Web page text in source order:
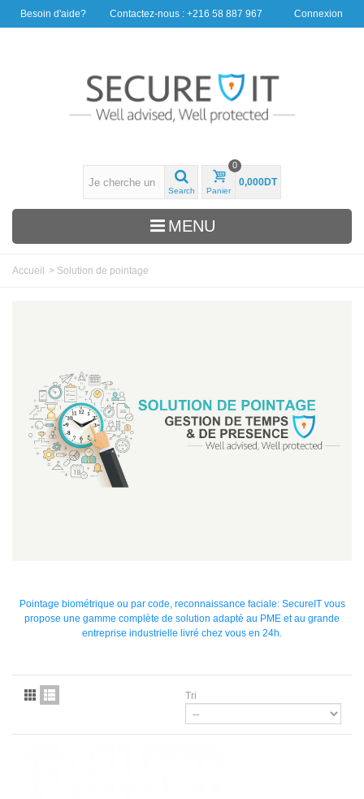
Besoin d'aide? Contactez-nous : +216 58 887 967 Connexion
Search Panier
0
0,000DT
MENU
Accueil > Solution de pointage
Pointage biométrique ou par code, reconnaissance faciale: SecureIT vous
propose une gamme complète de solution adapté au PME et au grande
entreprise industrielle livré chez vous en 24h.
Tri